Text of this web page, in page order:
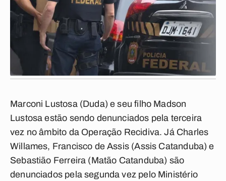
Marconi Lustosa (Duda) e seu filho Madson
Lustosa estão sendo denunciados pela terceira
vez no âmbito da Operação Recidiva. Já Charles
Willames, Francisco de Assis (Assis Catanduba) e
Sebastião Ferreira (Matão Catanduba) são
denunciados pela segunda vez pelo Ministério